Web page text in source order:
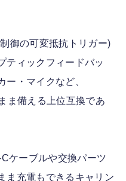
御の可変抵抗トリガー)
ティックフィードバッ
ー・マイクなど、
ま備える上位互換であ
ケーブルや交換パーツ
ま充電もできるキャリン